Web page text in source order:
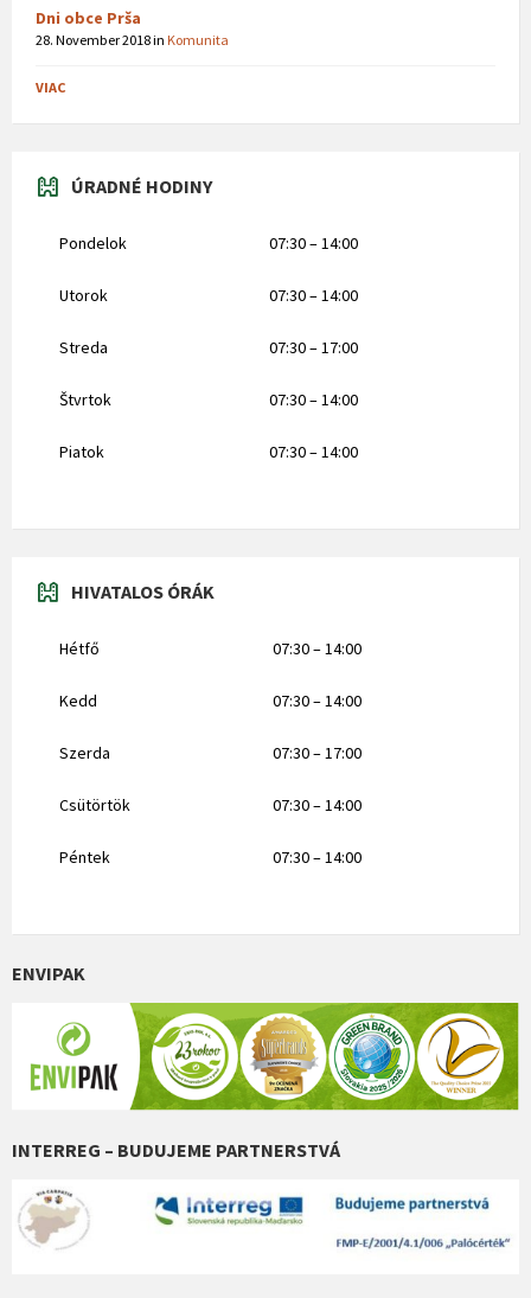
Dni obce Prša
28. November 2018in Komunita
VIAC
ÚRADNÉ HODINY
Pondelok 07:30 – 14:00
Utorok 07:30 – 14:00
Streda 07:30 – 17:00
Štvrtok 07:30 – 14:00
Piatok 07:30 – 14:00
HIVATALOS ÓRÁK
Hétfő 07:30 – 14:00
Kedd 07:30 – 14:00
Szerda 07:30 – 17:00
Csütörtök 07:30 – 14:00
Péntek 07:30 – 14:00
ENVIPAK
INTERREG – BUDUJEME PARTNERSTVÁ